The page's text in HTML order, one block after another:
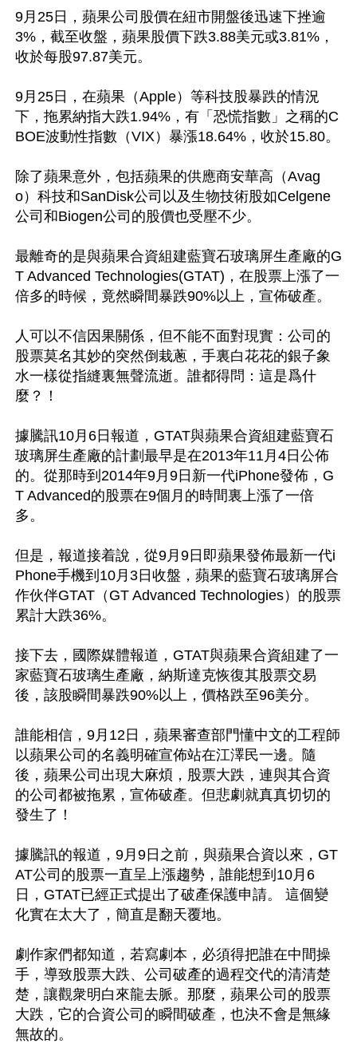
9月25日，蘋果公司股價在紐市開盤後迅速下挫逾
3%，截至收盤，蘋果股價下跌3.88美元或3.81%，
收於每股97.87美元。
9月25日，在蘋果（Apple）等科技股暴跌的情況
下，拖累納指大跌1.94%，有「恐慌指數」之稱的C
BOE波動性指數（VIX）暴漲18.64%，收於15.80。
除了蘋果意外，包括蘋果的供應商安華高（Avag
o）科技和SanDisk公司以及生物技術股如Celgene
公司和Biogen公司的股價也受壓不少。
最離奇的是與蘋果合資組建藍寶石玻璃屏生產廠的G
T Advanced Technologies(GTAT)，在股票上漲了一
倍多的時候，竟然瞬間暴跌90%以上，宣佈破產。
人可以不信因果關係，但不能不面對現實：公司的
股票莫名其妙的突然倒栽蔥，手裏白花花的銀子象
水一樣從指縫裏無聲流逝。誰都得問：這是爲什
麼？！
據騰訊10月6日報道，GTAT與蘋果合資組建藍寶石
玻璃屏生產廠的計劃最早是在2013年11月4日公佈
的。從那時到2014年9月9日新一代iPhone發佈，G
T Advanced的股票在9個月的時間裏上漲了一倍
多。
但是，報道接着說，從9月9日即蘋果發佈最新一代i
Phone手機到10月3日收盤，蘋果的藍寶石玻璃屏合
作伙伴GTAT（GT Advanced Technologies）的股票
累計大跌36%。
接下去，國際媒體報道，GTAT與蘋果合資組建了一
家藍寶石玻璃生產廠，納斯達克恢復其股票交易
後，該股瞬間暴跌90%以上，價格跌至96美分。
誰能相信，9月12日，蘋果審查部門懂中文的工程師
以蘋果公司的名義明確宣佈站在江澤民一邊。隨
後，蘋果公司出現大麻煩，股票大跌，連與其合資
的公司都被拖累，宣佈破產。但悲劇就真真切切的
發生了！
據騰訊的報道，9月9日之前，與蘋果合資以來，GT
AT公司的股票一直呈上漲趨勢，誰能想到10月6
日，GTAT已經正式提出了破產保護申請。 這個變
化實在太大了，簡直是翻天覆地。
劇作家們都知道，若寫劇本，必須得把誰在中間操
手，導致股票大跌、公司破產的過程交代的清清楚
楚，讓觀衆明白來龍去脈。那麼，蘋果公司的股票
大跌，它的合資公司的瞬間破產，也決不會是無緣
無故的。